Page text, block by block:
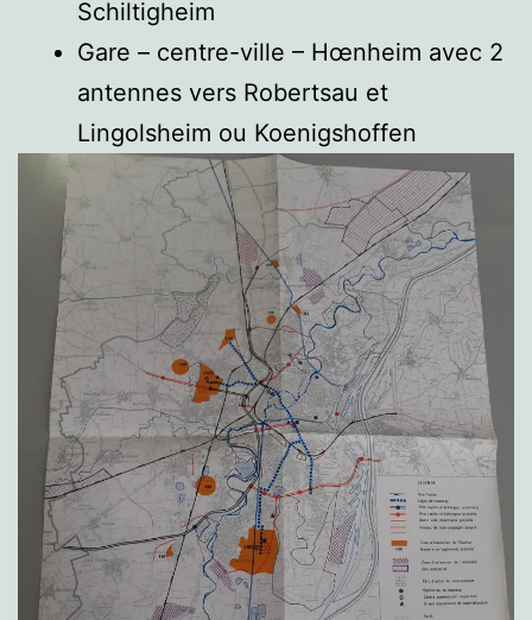
Schiltigheim
Gare – centre-ville – Hœnheim avec 2
antennes vers Robertsau et
Lingolsheim ou Koenigshoffen